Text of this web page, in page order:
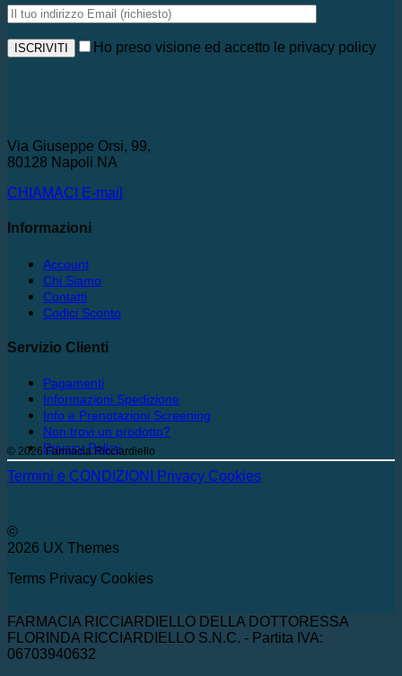
Ho preso visione ed accetto le privacy policy
Via Giuseppe Orsi, 99,
80128 Napoli NA
CHIAMACI
E-mail
Informazioni
Account
Chi Siamo
Contatti
Codici Sconto
Servizio Clienti
Pagamenti
Informazioni Spedizione
Info e Prenotazioni Screening
Non trovi un prodotto?
Privacy Policy
© 2026 Farmacia Ricciardiello
Termini e CONDIZIONI Privacy Cookies
©
2026 UX Themes
Terms Privacy Cookies
FARMACIA RICCIARDIELLO DELLA DOTTORESSA
FLORINDA RICCIARDIELLO S.N.C. - Partita IVA:
06703940632